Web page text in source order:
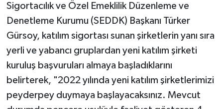
Sigortacılık ve Özel Emeklilik Düzenleme ve
Denetleme Kurumu (SEDDK) Başkanı Türker
Gürsoy, katılım sigortası sunan şirketlerin yanı sıra
yerli ve yabancı gruplardan yeni katılım şirketi
kuruluş başvuruları almaya başladıklarını
belirterek, "2022 yılında yeni katılım şirketlerimizi
peyderpey duymaya başlayacaksınız. Mevcut